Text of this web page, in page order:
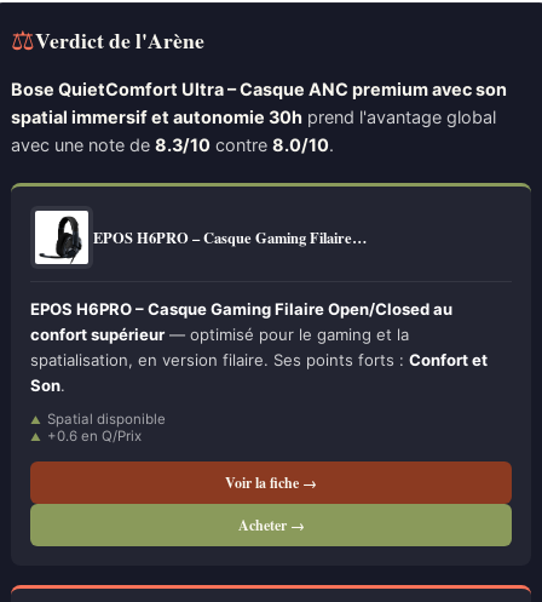
⚖Verdict de l'Arène
Bose QuietComfort Ultra – Casque ANC premium avec son
spatial immersif et autonomie 30h prend l'avantage global
avec une note de 8.3/10 contre 8.0/10.
EPOS H6PRO – Casque Gaming Filaire…
EPOS H6PRO – Casque Gaming Filaire Open/Closed au
confort supérieur— optimisé pour le gaming et la
spatialisation, en version filaire. Ses points forts : Confort et
Son.
Spatial disponible
+0.6 en Q/Prix
Voir la fiche →
Acheter →